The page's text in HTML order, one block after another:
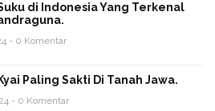
di Indonesia Yang Terkenal
- 0 Komentar
Paling Sakti Di Tanah Jawa.
- 0 Komentar